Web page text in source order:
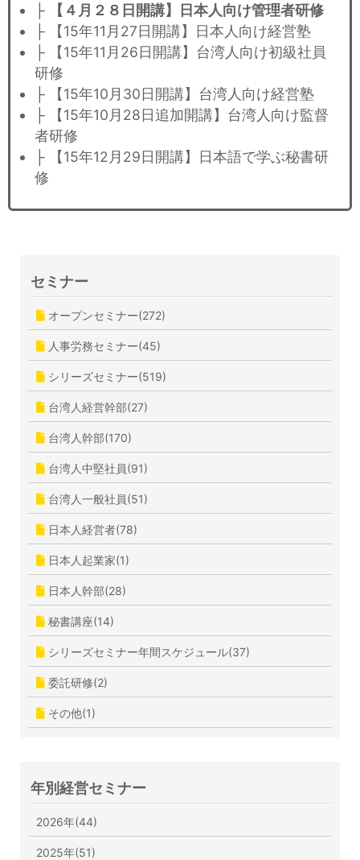
├
【４月２８日開講】日本人向け管理者研修
├ 【15年11月27日開講】日本人向け経営塾
├ 【15年11月26日開講】台湾人向け初級社員
研修
├ 【15年10月30日開講】台湾人向け経営塾
├ 【15年10月28日追加開講】台湾人向け監督
者研修
├ 【15年12月29日開講】日本語で学ぶ秘書研
修
セミナー
オープンセミナー(272)
人事労務セミナー(45)
シリーズセミナー(519)
台湾人経営幹部(27)
台湾人幹部(170)
台湾人中堅社員(91)
台湾人一般社員(51)
日本人経営者(78)
日本人起業家(1)
日本人幹部(28)
秘書講座(14)
シリーズセミナー年間スケジュール(37)
委託研修(2)
その他(1)
年別経営セミナー
2026年(44)
2025年(51)